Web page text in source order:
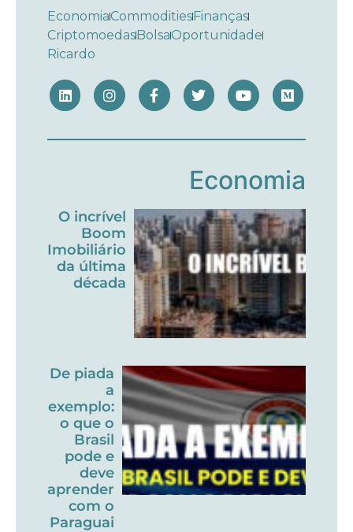
EconomiaCommodities Finanças
Criptomoedas BolsaOportunidade
Ricardo
Economia
O incrível
Boom
Imobiliário
da última
década
De piada
a
exemplo:
o que o
Brasil
pode e
deve
aprender
com o
Paraguai